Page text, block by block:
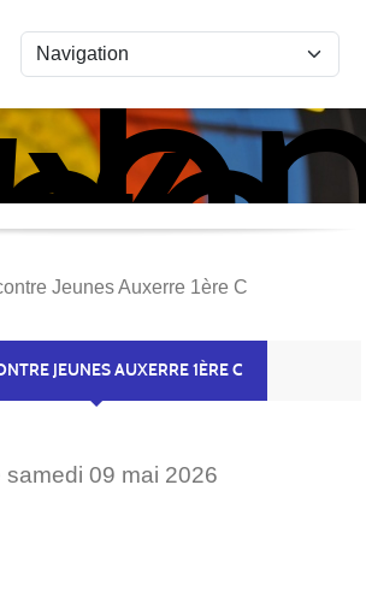
à
Jeunes Auxerre 1ère C
JEUNES AUXERRE 1ÈRE C
samedi 09 mai 2026
cookies